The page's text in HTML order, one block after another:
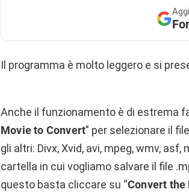
Il programma è molto leggero e si
Anche il funzionamento è di estrema
Movie to Convert” per selezionare il
gli altri: Divx, Xvid, avi, mpeg, wmv, asf,
cartella in cui vogliamo salvare il file
questo basta cliccare su “Convert the